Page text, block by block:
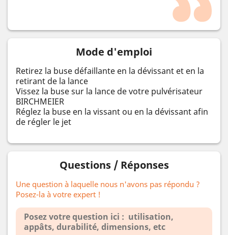
Mode d'emploi
Retirez la buse défaillante en la dévissant et en la
retirant de la lance
Vissez la buse sur la lance de votre pulvérisateur
BIRCHMEIER
Réglez la buse en la vissant ou en la dévissant afin
de régler le jet
Questions / Réponses
Une question à laquelle nous n'avons pas répondu ?
Posez-la à votre expert !